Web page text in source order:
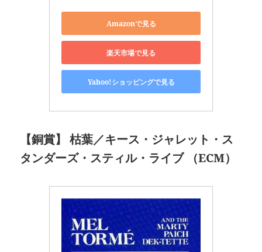
Amazonで見る
楽天市場で見る
Yahoo!ショッピングで見る
【銅賞】 枯葉／キース・ジャレット・ス
タンダーズ・スティル・ライブ （ECM）